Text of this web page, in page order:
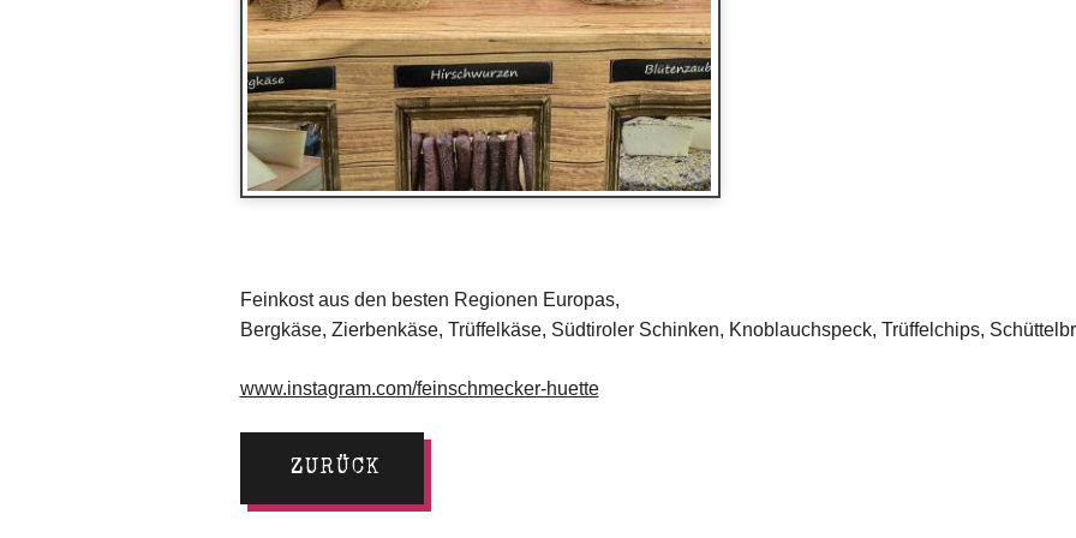
Feinkost aus den besten Regionen Europas,
Bergkäse, Zierbenkäse, Trüffelkäse, Südtiroler Schinken, Knoblauchspeck, Trüffelchips,
www.instagram.com/feinschmecker-huette
ZURÜCK